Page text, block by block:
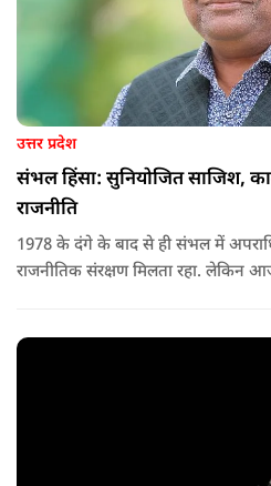
उत्तर प्रदेश
संभल हिंसा: सुनियोजित साजिश,
राजनीति
1978 के दंगे के बाद से ही संभल में
राजनीतिक संरक्षण मिलता रहा. लेकिन
नेता या सांसद क्यों न हो, यदि वह राज्य